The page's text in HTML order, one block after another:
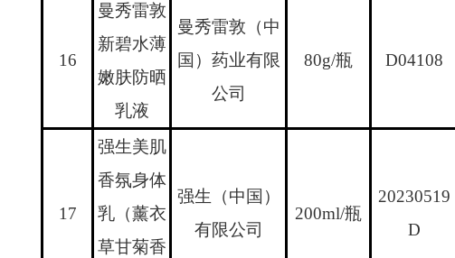
16
曼秀雷敦
新碧水薄
嫩肤防晒
乳液
曼秀雷敦（中
国）药业有限
公司
80g/瓶 D04108
17
强生美肌
香氛身体
乳（薰衣
草甘菊香
强生（中国）
有限公司
200ml/瓶
20230519
D